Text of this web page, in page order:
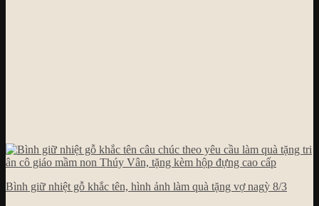
Bình giữ nhiệt gỗ khắc tên, hình ảnh làm quà tặng vợ nagỳ 8/3